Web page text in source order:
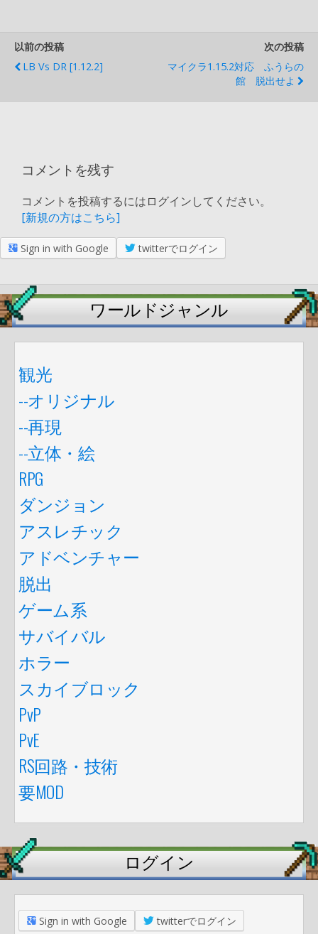
以前の投稿
LB Vs DR [1.12.2]
次の投稿
マイクラ1.15.2対応 ふうらの
館 脱出せよ
コメントを残す
コメントを投稿するにはログインしてください。
[新規の方はこちら]
Sign in with Google twitterでログイン
ワールドジャンル
観光
--オリジナル
--再現
--立体・絵
RPG
ダンジョン
アスレチック
アドベンチャー
脱出
ゲーム系
サバイバル
ホラー
スカイブロック
PvP
PvE
RS回路・技術
要MOD
ログイン
Sign in with Google twitterでログイン